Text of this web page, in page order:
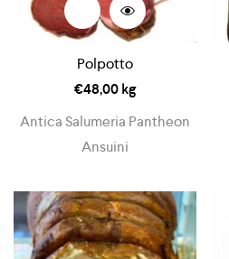
Polpotto
€48,00kg
Antica Salumeria Pantheon
Ansuini